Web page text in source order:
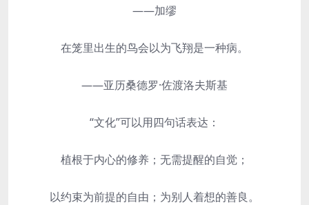
——加缪
在笼里出生的鸟会以为飞翔是一种病。
——亚历桑德罗·佐渡洛夫斯基
“文化”可以用四句话表达：
植根于内心的修养；无需提醒的自觉；
以约束为前提的自由；为别人着想的善良。